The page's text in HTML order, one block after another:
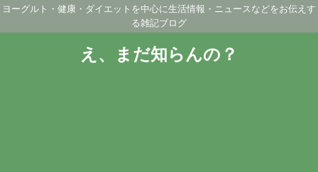
ヨーグルト・健康・ダイエットを中心に生活情報・ニュースなどをお伝えす
る雑記ブログ
え、まだ知らんの？